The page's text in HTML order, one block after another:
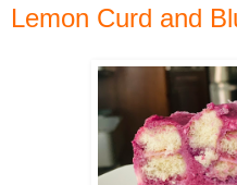
Lemon Curd and